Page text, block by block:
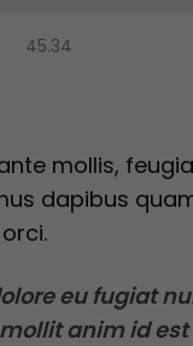
45.34
mollis,
dapibus
eu fugiat
anim id